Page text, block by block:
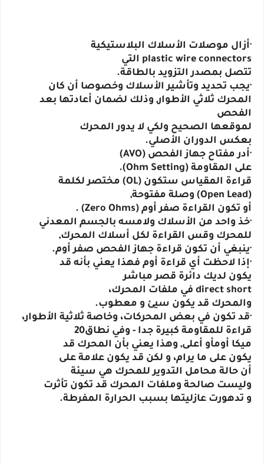
·أزال موصلات الأسلاك البلاستيكية
plastic wire connectors التي
تتصل بمصدر التزويد بالطاقة.
·يجب تحديد وتأشير الأسلاك وخصوصا أن كان
المحرك ثلاثي الأطوار, وذلك لضمان أعادتها بعد
الفحص
لموقعها الصحيح ولكي لا يدور المحرك
بعكس الدوران الأصلي.
·أدر مفتاح جهاز الفحص (AVO)
على المقاومة (Ohm Setting).
قراءة المقياس ستكون (OL) مختصر لكلمة
(Open Lead) وصلة مفتوحة,
أو تكون القراءة صفر أوم (Zero Ohms) .
·خذ واحد من الأسلاك ولامسه بالجسم المعدني
للمحرك وقس القراءة لكل أسلاك المحرك,
·ينبغي أن تكون قراءة جهاز الفحص صفر أوم.
·إذا لاحظت أي قراءة أوم فهذا يعني بأنه قد
يكون لديك دائرة قصر مباشر
direct short في ملفات المحرك،
والمحرك قد يكون سيئ و معطوب.
·قد تكون في بعض المحركات، وخاصة ثلاثية الأطوار،
قراءة للمقاومة كبيرة جدا - وفي نطاق20
ميكا أومأو أعلى, وهذا يعني بأن المحرك قد
يكون على ما يرام، و لكن قد يكون علامة على
أن حالة محامل التدوير للمحرك هي سيئة
وليست صالحة وملفات المحرك قد تكون تأثرت
و تدهورت عازليتها بسبب الحرارة المفرطة.